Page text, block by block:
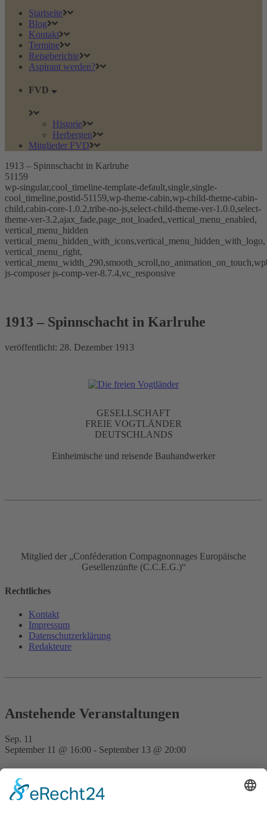
Startseite
Blog
Kontakt
Termine
Reiseberichte
Aspirant werden?
FVD
Historie
Herbergen
Mitglieder FVD
1913 – Spinnschacht in Karlruhe
51159
wp-singular,cool_timeline-template-default,single,single-
cool_timeline,postid-51159,wp-theme-cabin,wp-child-theme-cabin-
child,cabin-core-1.0.2,tribe-no-js,select-child-theme-ver-1.0.0,select-
theme-ver-3.2,ajax_fade,page_not_loaded,,vertical_menu_enabled,
vertical_menu_hidden
vertical_menu_hidden_with_icons,vertical_menu_hidden_with_logo,
vertical_menu_right,
js-composer js-comp-ver-8.7.4,vc_responsive
Karlruhe
1913 – Spinnschacht in Karlruhe
veröffentlicht: 28. Dezember 1913
GESELLSCHAFT
FREIE VOGTLÄNDER
DEUTSCHLANDS
Einheimische und reisende Bauhandwerker
Mitglied der „Conféderation Compagnonnages Europäische
Gesellenzünfte (C.C.E.G.)“
Rechtliches
Kontakt
Impressum
Datenschutz­erklärung
Redakteure
Anstehende Veranstaltungen
Sep. 11
September 11 @ 16:00 - September 13 @ 20:00
FVD Kongress auf der Bude Gera
Nov. 28